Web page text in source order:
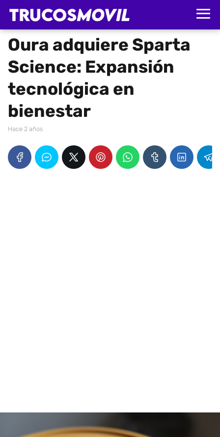
Oura adquiere Sparta
Science: Expansión
tecnológica en
bienestar
hace 2 años